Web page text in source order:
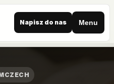
Napisz do nas Menu